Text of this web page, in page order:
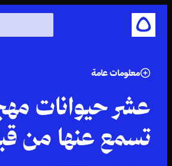
معلومات عامة
عشر حيوانات
تسمع عنها من